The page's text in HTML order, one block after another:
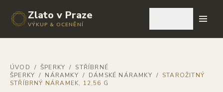
Zlato v Praze
VÝKUP & OCENĚNÍ
ÚVOD / ŠPERKY / STŘÍBRNÉ
ŠPERKY / NÁRAMKY / DÁMSKÉ NÁRAMKY / STAROŽITNÝ
STŘÍBRNÝ NÁRAMEK, 12,56 G